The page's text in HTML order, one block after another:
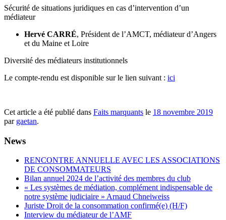
Sécurité de situations juridiques en cas d’intervention d’un
médiateur
Hervé CARRÉ, Président de l’AMCT, médiateur d’Angers
et du Maine et Loire
Diversité des médiateurs institutionnels
Le compte-rendu est disponible sur le lien suivant : ici
Cet article a été publié dans Faits marquants le 18 novembre 2019
par gaetan.
News
RENCONTRE ANNUELLE AVEC LES ASSOCIATIONS
DE CONSOMMATEURS
Bilan annuel 2024 de l’activité des membres du club
« Les systèmes de médiation, complément indispensable de
notre système judiciaire » Arnaud Chneiweiss
Juriste Droit de la consommation confirmé(e) (H/F)
Interview du médiateur de l’AMF